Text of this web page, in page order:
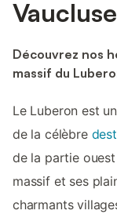
Vaucluse
Découvrez nos
massif du
Le Luberon est
de la célèbre
de la partie
massif et ses
charmants